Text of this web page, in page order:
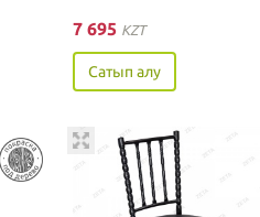
7 695 KZT
Сатып алу